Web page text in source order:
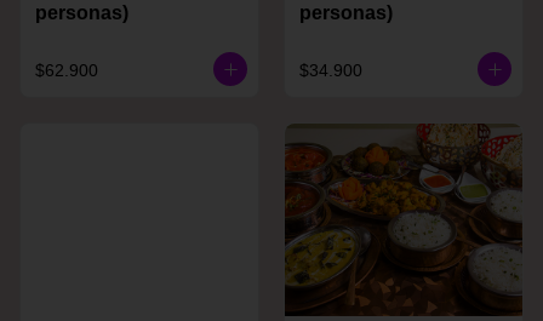
personas)
$62.900
personas)
$34.900